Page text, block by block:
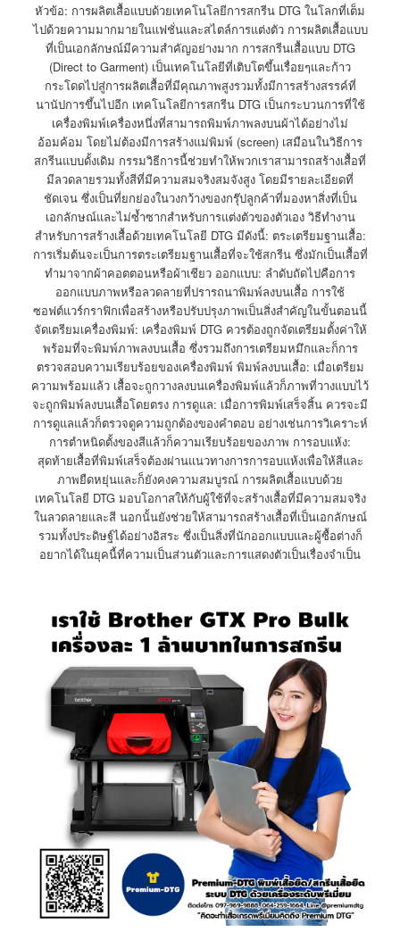
หัวข้อ: การผลิตเสื้อแบบด้วยเทคโนโลยีการสกรีน DTG ในโลกที่เต็ม
ไปด้วยความมากมายในแฟชั่นและสไตล์การแต่งตัว การผลิตเสื้อแบบ
ที่เป็นเอกลักษณ์มีความสำคัญอย่างมาก การสกรีนเสื้อแบบ DTG
(Direct to Garment) เป็นเทคโนโลยีที่เติบโตขึ้นเรื่อยๆและก้าว
กระโดดไปสู่การผลิตเสื้อที่มีคุณภาพสูงรวมทั้งมีการสร้างสรรค์ที่
นานัปการขึ้นไปอีก เทคโนโลยีการสกรีน DTG เป็นกระบวนการที่ใช้
เครื่องพิมพ์เครื่องหนึ่งที่สามารถพิมพ์ภาพลงบนผ้าได้อย่างไม่
อ้อมค้อม โดยไม่ต้องมีการสร้างแม่พิมพ์ (screen) เสมือนในวิธีการ
สกรีนแบบดั้งเดิม กรรมวิธีการนี้ช่วยทำให้พวกเราสามารถสร้างเสื้อที่
มีลวดลายรวมทั้งสีที่มีความสมจริงสมจังสูง โดยมีรายละเอียดที่
ชัดเจน ซึ่งเป็นที่ยกย่องในวงกว้างของกรุ๊ปลูกค้าที่มองหาสิ่งที่เป็น
เอกลักษณ์และไม่ซ้ำซากสำหรับการแต่งตัวของตัวเอง วิธีทำงาน
สำหรับการสร้างเสื้อด้วยเทคโนโลยี DTG มีดังนี้: ตระเตรียมฐานเสื้อ:
การเริ่มต้นจะเป็นการตระเตรียมฐานเสื้อที่จะใช้สกรีน ซึ่งมักเป็นเสื้อที่
ทำมาจากผ้าคอตตอนหรือผ้าเชียว ออกแบบ: ลำดับถัดไปคือการ
ออกแบบภาพหรือลวดลายที่ปรารถนาพิมพ์ลงบนเสื้อ การใช้
ซอฟต์แวร์กราฟิกเพื่อสร้างหรือปรับปรุงภาพเป็นสิ่งสำคัญในขั้นตอนนี้
จัดเตรียมเครื่องพิมพ์: เครื่องพิมพ์ DTG ควรต้องถูกจัดเตรียมตั้งค่าให้
พร้อมที่จะพิมพ์ภาพลงบนเสื้อ ซึ่งรวมถึงการเตรียมหมึกและก็การ
ตรวจสอบความเรียบร้อยของเครื่องพิมพ์ พิมพ์ลงบนเสื้อ: เมื่อเตรียม
ความพร้อมแล้ว เสื้อจะถูกวางลงบนเครื่องพิมพ์แล้วก็ภาพที่วางแบบไว้
จะถูกพิมพ์ลงบนเสื้อโดยตรง การดูแล: เมื่อการพิมพ์เสร็จสิ้น ควรจะมี
การดูแลแล้วก็ตรวจดูความถูกต้องของคำตอบ อย่างเช่นการวิเคราะห์
การตำหนิดตั้งของสีแล้วก็ความเรียบร้อยของภาพ การอบแห้ง:
สุดท้ายเสื้อที่พิมพ์เสร็จต้องผ่านแนวทางการการอบแห้งเพื่อให้สีและ
ภาพยืดหยุ่นและก็ยังคงความสมบูรณ์ การผลิตเสื้อแบบด้วย
เทคโนโลยี DTG มอบโอกาสให้กับผู้ใช้ที่จะสร้างเสื้อที่มีความสมจริง
ในลวดลายและสี นอกนั้นยังช่วยให้สามารถสร้างเสื้อที่เป็นเอกลักษณ์
รวมทั้งประดิษฐ์ได้อย่างอิสระ ซึ่งเป็นสิ่งที่นักออกแบบและผู้ซื้อต่างก็
อยากได้ในยุคนี้ที่ความเป็นส่วนตัวและการแสดงตัวเป็นเรื่องจำเป็น